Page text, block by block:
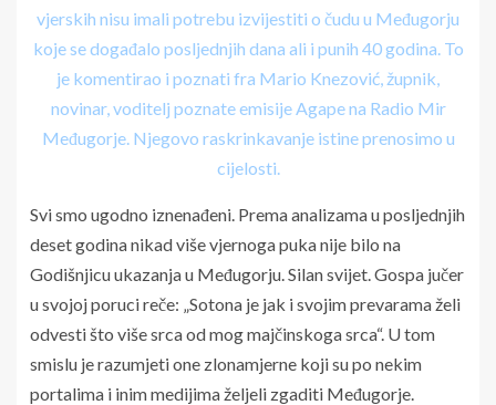
vjerskih nisu imali potrebu izvijestiti o čudu u Međugorju
koje se događalo posljednjih dana ali i punih 40 godina. To
je komentirao i poznati fra Mario Knezović, župnik,
novinar, voditelj poznate emisije Agape na Radio Mir
Međugorje. Njegovo raskrinkavanje istine prenosimo u
cijelosti.
Svi smo ugodno iznenađeni. Prema analizama u posljednjih
deset godina nikad više vjernoga puka nije bilo na
Godišnjicu ukazanja u Međugorju. Silan svijet. Gospa jučer
u svojoj poruci reče: „Sotona je jak i svojim prevarama želi
odvesti što više srca od mog majčinskoga srca“. U tom
smislu je razumjeti one zlonamjerne koji su po nekim
portalima i inim medijima željeli zgaditi Međugorje.